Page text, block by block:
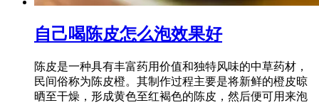
自己喝陈皮怎么泡效果好
陈皮是一种具有丰富药用价值和独特风味的中草药材，
民间俗称为陈皮橙。其制作过程主要是将新鲜的橙皮晾
晒至干燥，形成黄色至红褐色的陈皮，然后便可用来泡